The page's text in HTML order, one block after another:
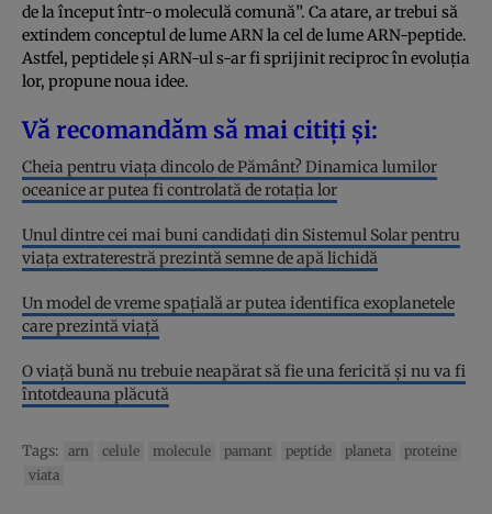
de la început într-o moleculă comună”. Ca atare, ar trebui să
extindem conceptul de lume ARN la cel de lume ARN-peptide.
Astfel, peptidele și ARN-ul s-ar fi sprijinit reciproc în evoluția
lor, propune noua idee.
Vă recomandăm să mai citiți și:
Cheia pentru viața dincolo de Pământ? Dinamica lumilor
oceanice ar putea fi controlată de rotația lor
Unul dintre cei mai buni candidați din Sistemul Solar pentru
viața extraterestră prezintă semne de apă lichidă
Un model de vreme spațială ar putea identifica exoplanetele
care prezintă viață
O viață bună nu trebuie neapărat să fie una fericită și nu va fi
întotdeauna plăcută
Tags: arn celule molecule pamant peptide planeta
proteine
viata